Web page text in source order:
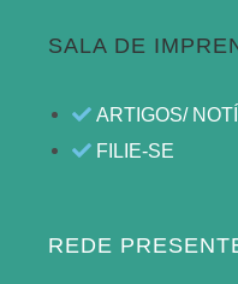
SALA DE
ARTIGOS/
FILIE-SE
REDE